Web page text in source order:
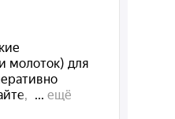
Зубным техникам